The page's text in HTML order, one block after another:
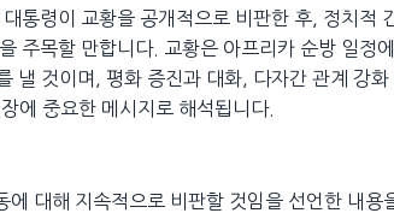
통령이 교황을 공개적으로 비판한 후, 정치적
주목할 만합니다. 교황은 아프리카 순방 일정에
낼 것이며, 평화 증진과 대화, 다자간 관계 강화
에 중요한 메시지로 해석됩니다.
대해 지속적으로 비판할 것임을 선언한 내용